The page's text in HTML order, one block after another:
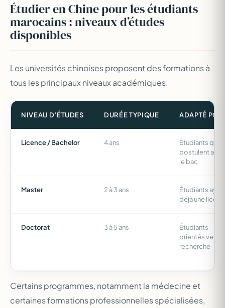
Étudier en Chine pour les étudiants
marocains : niveaux d’études
disponibles
Les universités chinoises proposent des formations à
tous les principaux niveaux académiques.
NIVEAU D’ÉTUDES DURÉE TYPIQUE ADAPTÉ
Licence / Bachelor 4 ans
Étudiants qui
postulent
le bac
Master 2 à 3 ans
Étudiants
déjà une
Doctorat 3 à 5 ans
Étudiants
orientés vers la
recherche
Certains programmes, notamment la médecine et
certaines formations professionnelles spécialisées,